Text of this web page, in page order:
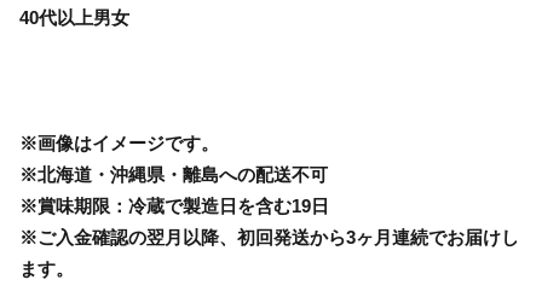
40代以上男女
※画像はイメージです。
※北海道・沖縄県・離島への配送不可
※賞味期限：冷蔵で製造日を含む19日
※ご入金確認の翌月以降、初回発送から3ヶ月連続でお届けし
ます。